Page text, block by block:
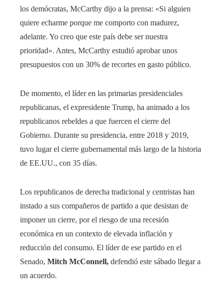
los demócratas, McCarthy dijo a la prensa: «Si alguien
quiere echarme porque me comporto con madurez,
adelante. Yo creo que este país debe ser nuestra
prioridad». Antes, McCarthy estudió aprobar unos
presupuestos con un 30% de recortes en gasto público.
De momento, el líder en las primarias presidenciales
republicanas, el expresidente Trump, ha animado a los
republicanos rebeldes a que fuercen el cierre del
Gobierno. Durante su presidencia, entre 2018 y 2019,
tuvo lugar el cierre gubernamental más largo de la historia
de EE.UU., con 35 días.
Los republicanos de derecha tradicional y centristas han
instado a sus compañeros de partido a que desistan de
imponer un cierre, por el riesgo de una recesión
económica en un contexto de elevada inflación y
reducción del consumo. El líder de ese partido en el
Senado, Mitch McConnell, defendió este sábado llegar a
un acuerdo.